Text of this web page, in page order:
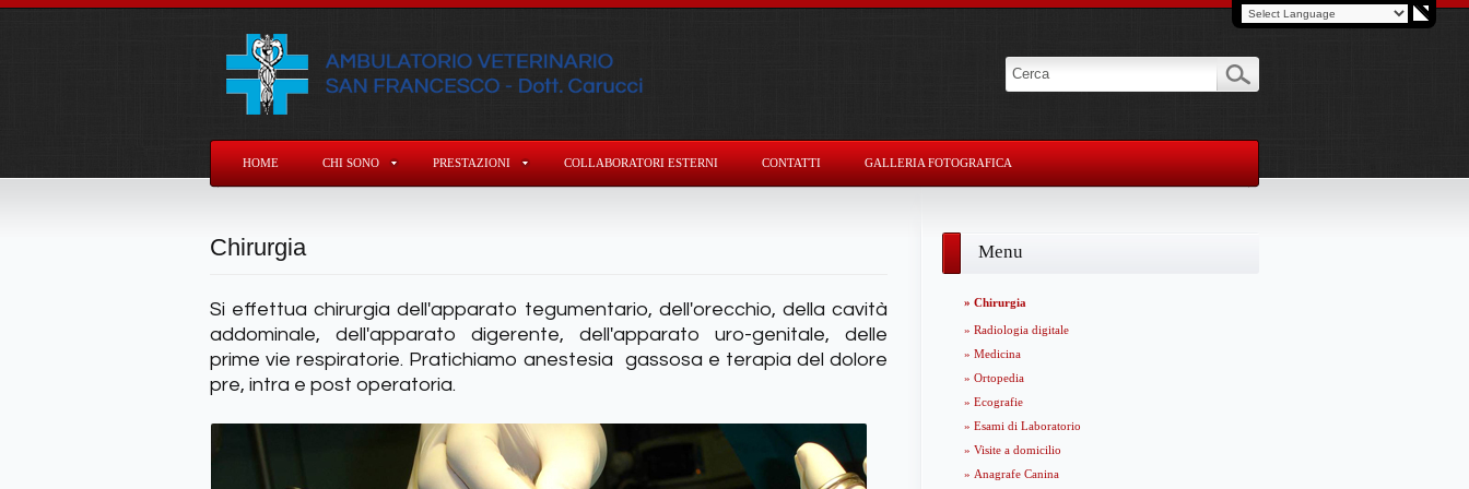
HOME CHI SONO PRESTAZIONI COLLABORATORI ESTERNI CONTATTI GALLERIA FOTOGRAFICA
Chirurgia
Si effettua chirurgia dell'apparato tegumentario, dell'orecchio, della cavità
addominale, dell'apparato digerente, dell'apparato uro-genitale, delle
prime vie respiratorie. Pratichiamo anestesia gassosa e terapia del dolore
pre, intra e post operatoria.
Menu
» Chirurgia
» Radiologia digitale
» Medicina
» Ortopedia
» Ecografie
» Esami di Laboratorio
» Visite a domicilio
» Anagrafe Canina